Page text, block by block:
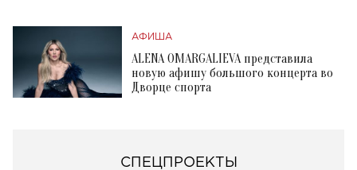
АФИША
ALENA OMARGALIEVA представила
новую афишу большого концерта во
Дворце спорта
СПЕЦПРОЕКТЫ